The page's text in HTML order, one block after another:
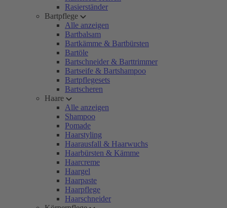
Rasierständer
Bartpflege
Alle anzeigen
Bartbalsam
Bartkämme & Bartbürsten
Bartöle
Bartschneider & Barttrimmer
Bartseife & Bartshampoo
Bartpflegesets
Bartscheren
Haare
Alle anzeigen
Shampoo
Pomade
Haarstyling
Haarausfall & Haarwuchs
Haarbürsten & Kämme
Haarcreme
Haargel
Haarpaste
Haarpflege
Haarschneider